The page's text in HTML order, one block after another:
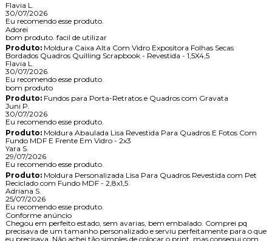
Flavia L.
30/07/2026
Eu recomendo esse produto.
Adorei
bom produto. facil de utilizar
Produto:Moldura Caixa Alta Com Vidro Expositora Folhas Secas
Bordados Quadros Quilling Scrapbook - Revestida - 1,5X4,5
Flavia L.
30/07/2026
Eu recomendo esse produto.
bom produto
Produto:Fundos para Porta-Retratos e Quadros com Gravata
Juni P.
30/07/2026
Eu recomendo esse produto.
Produto:Moldura Abaulada Lisa Revestida Para Quadros E Fotos Com
Fundo MDF E Frente Em Vidro - 2x3
Yara S.
29/07/2026
Eu recomendo esse produto.
Produto:Moldura Personalizada Lisa Para Quadros Revestida com Pet
Reciclado com Fundo MDF - 2,8x1,5
Adriana S.
25/07/2026
Eu recomendo esse produto.
Conforme anúncio
Chegou em perfeito estado, sem avarias, bem embalado. Comprei pq
precisava de um tamanho personalizado e serviu perfeitamente para o que
eu precisava. Não achei tão simples de colocar o print, mas consegui com